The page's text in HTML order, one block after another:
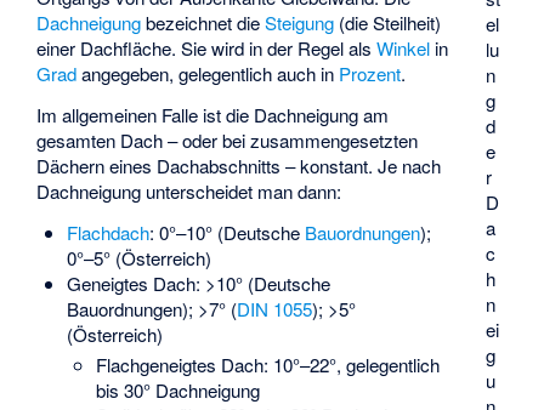
el
lu
n
g
d
e
r
D
a
c
h
n
ei
g
u
Dachneigungbezeichnet dieSteigung (die Steilheit)
einer Dachfläche. Sie wird in der Regel alsWinkel in
Gradangegeben, gelegentlich auch in Prozent.
Im allgemeinen Falle ist die Dachneigung am
gesamten Dach – oder bei zusammengesetzten
Dächern eines Dachabschnitts – konstant. Je nach
Dachneigung unterscheidet man dann:
Flachdach: 0°–10° (Deutsche Bauordnungen);
0°–5° (Österreich)
Geneigtes Dach: >10° (Deutsche
Bauordnungen); >7° (DIN 1055); >5°
(Österreich)
Flachgeneigtes Dach: 10°–22°, gelegentlich
bis 30° Dachneigung